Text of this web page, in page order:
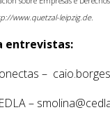
www.quetzal-leipzig.de.
entrevistas:
–
–